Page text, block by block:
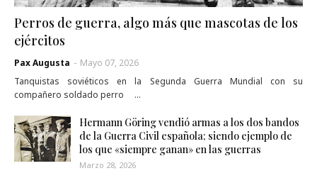
Perros de guerra, algo más que mascotas de los
ejércitos
Pax Augusta - Mayo 07, 2026
Tanquistas soviéticos en la Segunda Guerra Mundial con su
compañero soldado perro …
Hermann Göring vendió armas a los dos bandos
de la Guerra Civil española; siendo ejemplo de
los que «siempre ganan» en las guerras
Marzo 28, 2026